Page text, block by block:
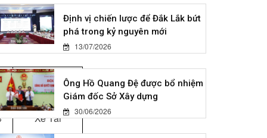
Phù hiệu
Xe Tải
Định vị chiến lược để Đắk Lắk bứt
phá trong kỷ nguyên mới
13/07/2026
Ông Hồ Quang Đệ được bổ nhiệm
Giám đốc Sở Xây dựng
30/06/2026